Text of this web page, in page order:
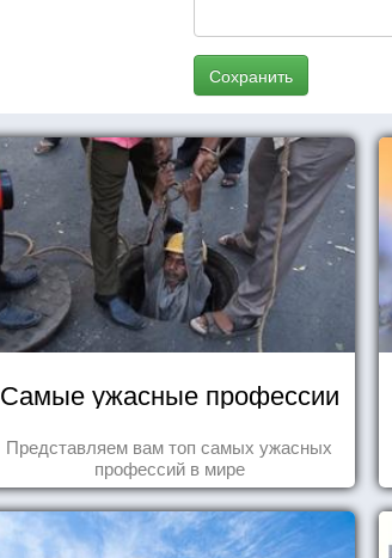
Сохранить
Самые ужасные профессии
Представляем вам топ самых ужасных
профессий в мире